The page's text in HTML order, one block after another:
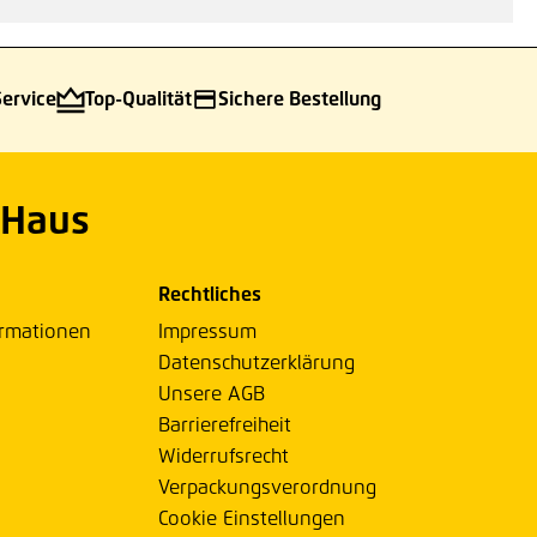
Top-Qualität Sichere Bestellung
Rechtliches
Impressum
Datenschutzerklärung
Unsere AGB
Barrierefreiheit
Widerrufsrecht
Verpackungsverordnung
Cookie Einstellungen